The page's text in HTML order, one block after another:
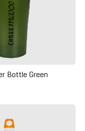
Bottle Green